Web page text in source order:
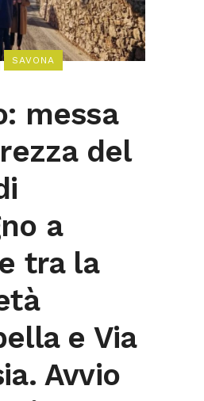
SAVONA
messa
del
a
tra la
e Via
Avvio